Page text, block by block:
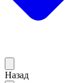
Назад